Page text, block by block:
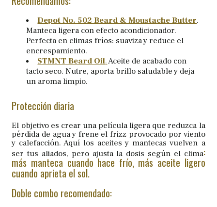
Depot No. 502 Beard & Moustache Butter.
Manteca ligera con efecto acondicionador.
Perfecta en climas fríos: suaviza y reduce el
encrespamiento.
STMNT Beard Oil.Aceite de acabado con
tacto seco. Nutre, aporta brillo saludable y deja
un aroma limpio.
Protección diaria
El objetivo es crear una película ligera que reduzca la
pérdida de agua y frene el frizz provocado por viento
y calefacción. Aquí los aceites y mantecas vuelven a
ser tus aliados, pero ajusta la dosis según el clima:
más manteca cuando hace frío, más aceite ligero
cuando aprieta el sol.
Doble combo recomendado: